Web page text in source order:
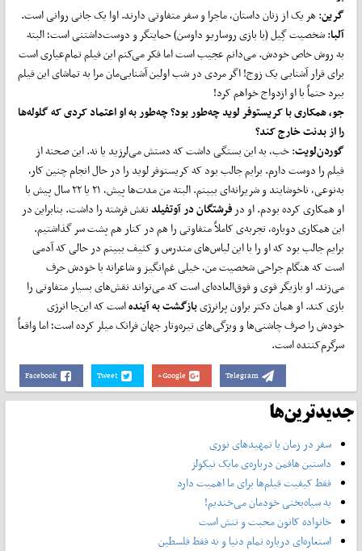
گرین: هر یک از زنان داستان، ماجرا و سفر متفاوتی دارند. اوا یک جانی روانی است.
آلبا: شخصیت گِیل (با بازی روساریو داوسن) حمایتگر و دوست‌داشتنی است؛ البته
به روش خاص خودش. می‌دانم عجیب است اما فکر می‌کنم این فیلم تمام‌عیاری است
برای قرار آشنایی یک زوج! اگر مردی در شب اولین آشنایی‌مان مرا به تماشای این فیلم
ببرد حتماً با او ازدواج خواهم کرد!
جو، همکاری با کریستوفر لوید چه‌طور بود؟ چه‌طور به او اعتماد کردی که گلوله‌ها
را از بدنت خارج کند؟
گوردن‌لویت: خب، به این بستگی داشت که دستش می‌لرزید یا نه. این صحنه از
فیلم را دوست دارم. برایم جالب بود که کریستوفر لوید را در حال انجام چنین کار،
به‌نوعی، ناخوشایند و شریرانه‌ای ببینم. البته من مدت‌ها پیش، ۲۱ یا ۲۲ سال پیش با
او همکاری کرده بودم. او در فرشتگان در آوتفیلدنقش فرشته را داشت. بنابراین در
این همکاری دوباره، تجربه‌ی کاملاً متفاوتی را هم در کنار هم پشت سر گذاشتیم.
برایم جالب بود که او را با این لباس‌های مندرس و کثیف ببینم در حالی که آدمی
است که هنگام جراحی شخصیت من، خیلی غم‌انگیز و شاعرانه با خودش حرف
می‌زند. او بازیگر قوی و فوق‌العاده‌ای است که می‌تواند نقش‌های بسیار متفاوتی را
بازی کند. او همان دکتر براون پرانرژیبازگشت به آیندهاست که این‌جا انرژی
خودش را صرف چاشنی‌ها و ویژگی‌های تیره‌وتار جهان فرانک میلر کرده است؛ اما واقعاً
سرگرم‌کننده است.
Facebook Tweet Google+ Telegram
جدیدترین‌ها
سفر در زمان با تمهیدهای نوری
داستین هافمن درباره‌ی مایک نیکولز
فقط کیفیت فیلم‌ها برای ما اهمیت دارد
به سیاه‌بختی خودمان می‌خندیم!
خانواده کانون محبت و تنش است
استعاره‌ای درباره تمام دنیا و نه فقط فلسطین